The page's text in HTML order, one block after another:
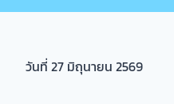
วันที่ 27 มิถุนายน 2569